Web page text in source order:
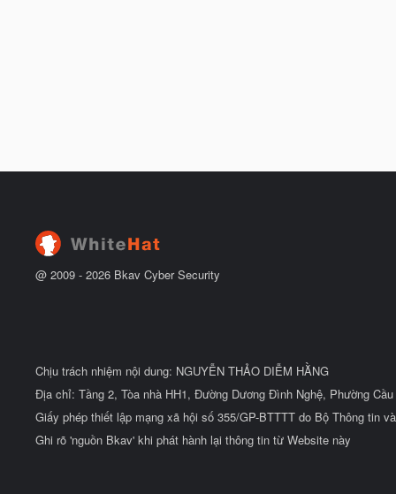
@ 2009 - 2026 Bkav Cyber Security
Chịu trách nhiệm nội dung: NGUYỄN THẢO DIỄM HẰNG
Địa chỉ: Tầng 2, Tòa nhà HH1, Đường Dương Đình Nghệ, Phường
Giấy phép thiết lập mạng xã hội số 355/GP-BTTTT do Bộ Thông tin
Ghi rõ 'nguồn Bkav' khi phát hành lại thông tin từ Website này